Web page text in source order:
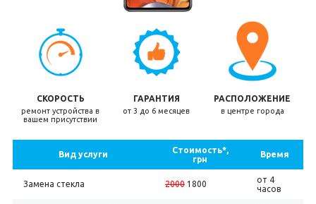
СКОРОСТЬ
ремонт устройства в
вашем присутствии
ГАРАНТИЯ
от 3 до 6 месяцев
РАСПОЛОЖЕНИЕ
в центре города
Вид услуги
Стоимость*,
грн
Время
Замена стекла 20001800
от 4
часов